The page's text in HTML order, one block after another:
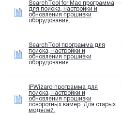
SearchTool for Mac программа
для поиска, настройки и
обновления прошивки
оборудования.
SearchTool программа для
поиска, настройки и
обновления прошивки
оборудования.
IPWizard программа для
поиска, настройки и
обновления прошивки
поворотных камер. Для старых
моделей.